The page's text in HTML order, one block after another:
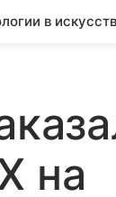
в
на